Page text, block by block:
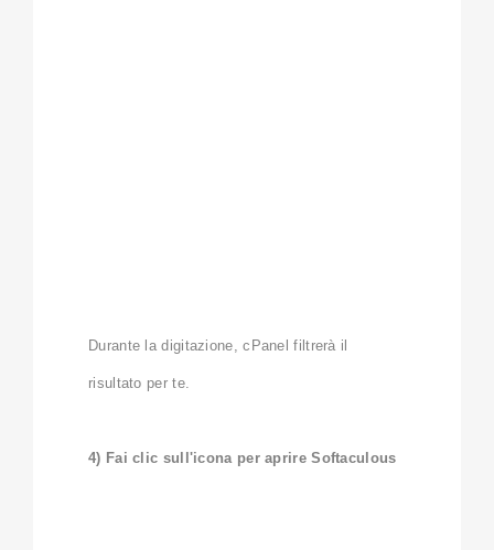
Durante la digitazione, cPanel filtrerà il
risultato per te.
4) Fai clic sull'icona per aprire Softaculous